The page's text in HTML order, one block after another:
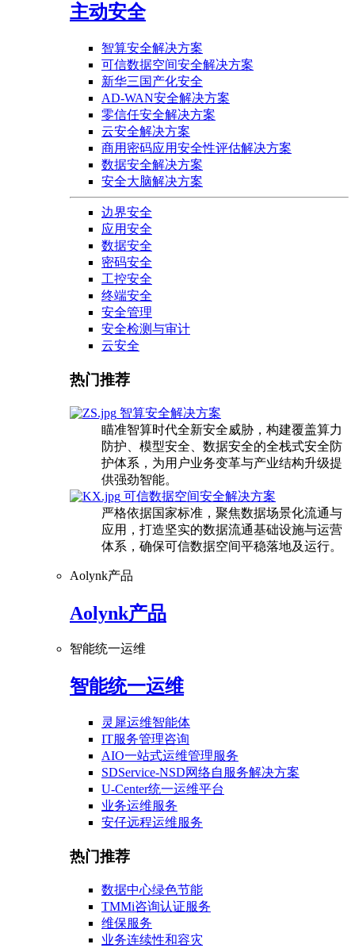
主动安全
智算安全解决方案
可信数据空间安全解决方案
新华三国产化安全
AD-WAN安全解决方案
零信任安全解决方案
云安全解决方案
商用密码应用安全性评估解决方案
数据安全解决方案
安全大脑解决方案
边界安全
应用安全
数据安全
密码安全
工控安全
终端安全
安全管理
安全检测与审计
云安全
热门推荐
智算安全解决方案
瞄准智算时代全新安全威胁，构建覆盖算力
防护、模型安全、数据安全的全栈式安全防
护体系，为用户业务变革与产业结构升级提
供强劲智能。
可信数据空间安全解决方案
严格依据国家标准，聚焦数据场景化流通与
应用，打造坚实的数据流通基础设施与运营
体系，确保可信数据空间平稳落地及运行。
Aolynk产品
Aolynk产品
智能统一运维
智能统一运维
灵犀运维智能体
IT服务管理咨询
AIO一站式运维管理服务
SDService-NSD网络自服务解决方案
U-Center统一运维平台
业务运维服务
安仔远程运维服务
热门推荐
数据中心绿色节能
TMMi咨询认证服务
维保服务
业务连续性和容灾